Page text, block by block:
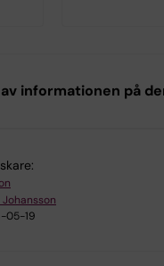
informationen på
05-19